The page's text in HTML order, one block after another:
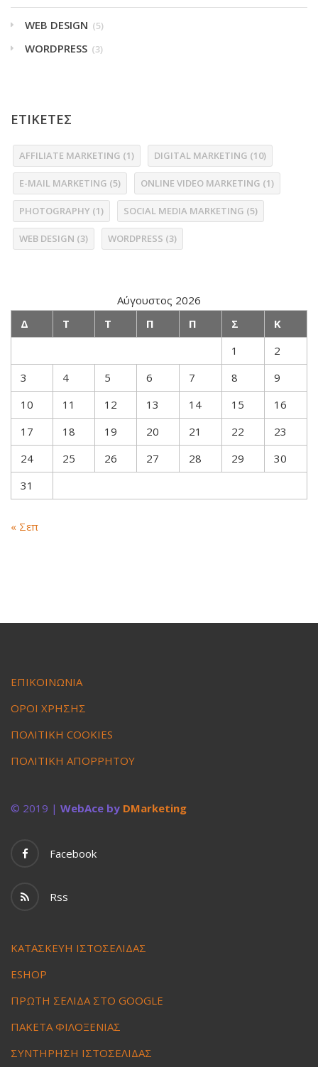
WEB DESIGN (5)
WORDPRESS (3)
ΕΤΙΚΕΤΕΣ
AFFILIATE MARKETING (1) DIGITAL MARKETING (10)
E-MAIL MARKETING (5) ONLINE VIDEO MARKETING (1)
PHOTOGRAPHY (1) SOCIAL MEDIA MARKETING (5)
WEB DESIGN (3) WORDPRESS (3)
Αύγουστος 2026
Δ
Τ Τ Π Π Σ
Κ
1
2
3
4 5 6 7 8
9
10
11 12 13 14 15
16
17
18 19 20 21 22
23
24
25 26 27 28 29
30
31
« Σεπ
ΕΠΙΚΟΙΝΩΝΙΑ
ΟΡΟΙ ΧΡΗΣΗΣ
ΠΟΛΙΤΙΚΗ COOKIES
ΠΟΛΙΤΙΚΗ ΑΠΟΡΡΗΤΟΥ
© 2019 | WebAce by DMarketing
Facebook
Rss
ΚΑΤΑΣΚΕΥΗ ΙΣΤΟΣΕΛΙΔΑΣ
ESHOP
ΠΡΩΤΗ ΣΕΛΙΔΑ ΣΤΟ GOOGLE
ΠΑΚΕΤΑ ΦΙΛΟΞΕΝΙΑΣ
ΣΥΝΤΗΡΗΣΗ ΙΣΤΟΣΕΛΙΔΑΣ